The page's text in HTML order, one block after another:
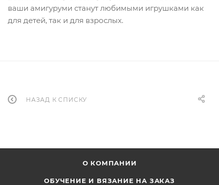
ваши амигуруми станут любимыми игрушками как
для детей, так и для взрослых.
НАЗАД К СПИСКУ
О КОМПАНИИ
ОБУЧЕНИЕ И ВЯЗАНИЕ НА ЗАКАЗ